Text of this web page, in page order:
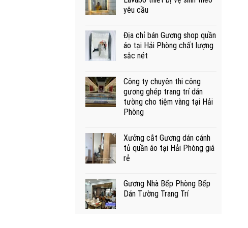
yêu cầu
Địa chỉ bán Gương shop quần
áo tại Hải Phòng chất lượng
sắc nét
Công ty chuyên thi công
gương ghép trang trí dán
tường cho tiệm vàng tại Hải
Phòng
Xưởng cắt Gương dán cánh
tủ quần áo tại Hải Phòng giá
rẻ
Gương Nhà Bếp Phòng Bếp
Dán Tường Trang Trí